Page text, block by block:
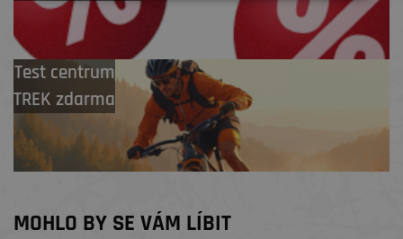
Test centrum
TREK zdarma
MOHLO BY SE VÁM LÍBIT